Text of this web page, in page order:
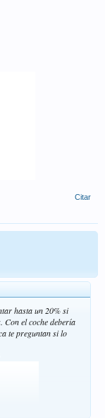
Citar
hasta un 20% si
Con el coche debería
te preguntan si lo